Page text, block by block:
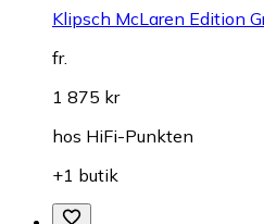
Klipsch McLaren Edition
fr.
1 875 kr
hos HiFi-Punkten
+1 butik